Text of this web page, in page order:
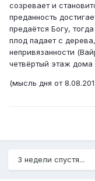
созревает и
преданность
предаётся Богу,
плод падает с
непривязанности
четвёртый этаж дома
(мысль дня от
3 недели спустя...